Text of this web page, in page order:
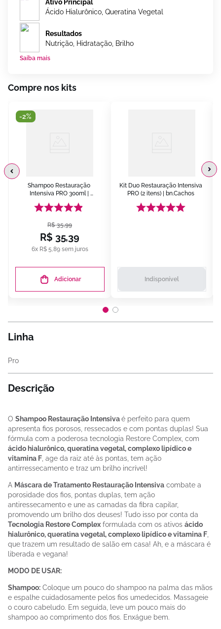
Ativo Principal
Ácido Hialurônico, Queratina Vegetal
Resultados
Nutrição, Hidratação, Brilho
Saiba mais
Compre nos kits
-2%
Shampoo Restauração
Intensiva PRO 300ml |
bn.Cachos
R$ 35,99
R$ 35,39
6x R$ 5 89sem juros
Adicionar
Kit Duo Restauração Intensiva
PRO (2 itens) | bn.Cachos
Indisponível
Linha
Pro
Descrição
O Shampoo Restauração Intensivaé perfeito para quem
apresenta fios porosos, ressecados e com pontas duplas! Sua
fórmula com a poderosa tecnologia Restore Complex, com
ácido hialurônico, queratina vegetal, complexo lipídico e
vitamina F , age da raiz até às pontas, tem ação
antirressecamento e traz um brilho incrível!
A Máscara de Tratamento Restauração Intensiva combate a
porosidade dos fios, pontas duplas, tem ação
antiressecamento e une as camadas da fibra capilar,
promovendo um brilho dos deuses! Tudo isso por conta da
Tecnologia Restore Complex formulada com os ativos ácido
hialurônico, queratina vegetal, complexo lipídico e vitamina F
que trazem um resultado de salão em casa! Ah, e a máscara é
liberada e vegana!
MODO DE USAR:
Shampoo: Coloque um pouco do shampoo na palma das mãos
e espalhe cuidadosamente pelos fios umedecidos. Massageie
o couro cabeludo. Em seguida, leve um pouco mais do
shampoo ao comprimento dos fios. Enxágue bem.